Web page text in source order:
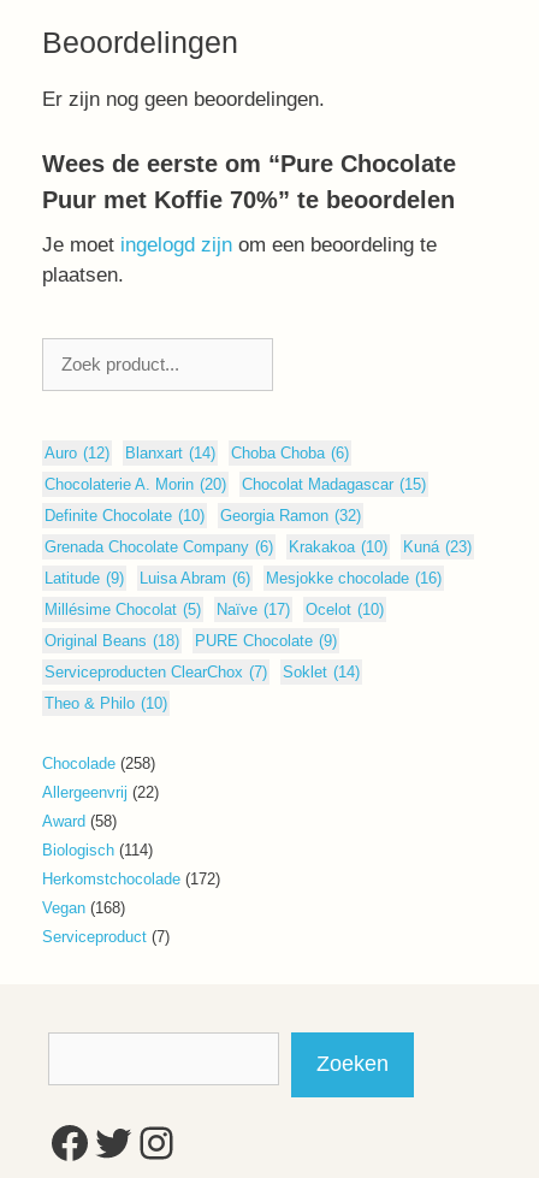
Beoordelingen
Er zijn nog geen beoordelingen.
Wees de eerste om “Pure Chocolate
Puur met Koffie 70%” te beoordelen
Je moet ingelogd zijn om een beoordeling te
plaatsen.
Auro (12) Blanxart (14) Choba Choba (6)
Chocolaterie A. Morin (20) Chocolat Madagascar (15)
Definite Chocolate (10) Georgia Ramon (32)
Grenada Chocolate Company (6) Krakakoa (10) Kuná (23)
Latitude (9) Luisa Abram (6) Mesjokke chocolade (16)
Millésime Chocolat (5) Naïve (17) Ocelot (10)
Original Beans (18) PURE Chocolate (9)
Serviceproducten ClearChox (7) Soklet (14)
Theo & Philo (10)
Chocolade 258258
producten
Allergeenvrij 2222
Award 5858
producten
Biologisch 114114
producten
Herkomstchocolade 172172
Vegan 168168
producten
Serviceproduct 77
Zoeken
Facebook
Twitter
Instagram